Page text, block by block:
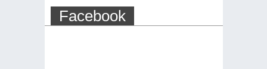
Facebook